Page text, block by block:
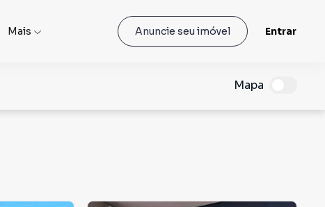
Mais Anuncie seu imóvel Entrar
Mapa